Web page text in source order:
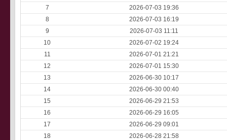
7
2026-07-03 19:36
8
2026-07-03 16:19
9
2026-07-03 11:11
10
2026-07-02 19:24
11
2026-07-01 21:21
12
2026-07-01 15:30
13
2026-06-30 10:17
14
2026-06-30 00:40
15
2026-06-29 21:53
16
2026-06-29 16:05
17
2026-06-29 09:01
18
2026-06-28 21:58